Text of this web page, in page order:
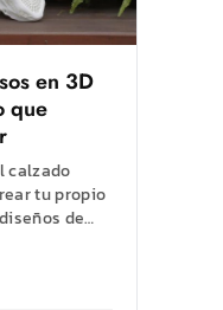
en 3D
que
calzado
tu propio
de